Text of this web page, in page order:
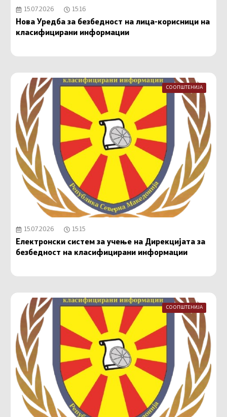
15.07.2026 15:16
Нова Уредба за безбедност на лица-корисници на
класифицирани информации
СООПШТЕНИЈА
15.07.2026 15:15
Електронски систем за учење на Дирекцијата за
безбедност на класифицирани информации
СООПШТЕНИЈА